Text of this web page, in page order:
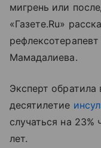
мигрень или
«Газете.Ru»
Мамадалиева.
Эксперт обратила
десятилетие
случаться на
лет.